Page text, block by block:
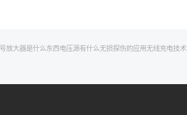
放大器是什么东西 电压源有什么无损探伤的应用无线充电技术